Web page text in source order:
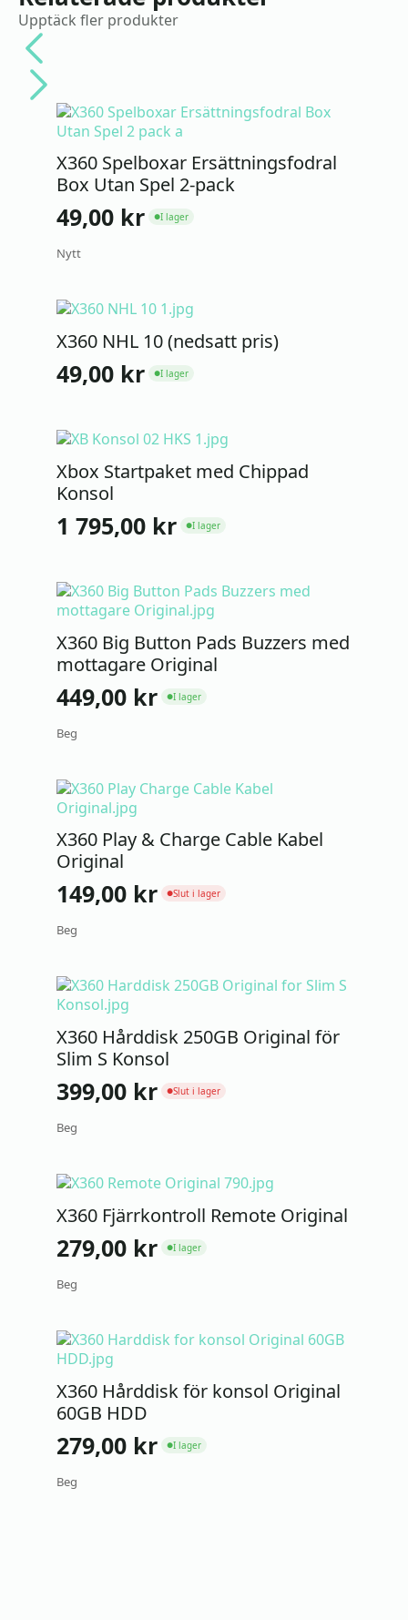
Upptäck fler produkter
X360 Spelboxar Ersättningsfodral
Box Utan Spel 2-pack
49,00 kr ●I lager
Nytt
X360 NHL 10 (nedsatt pris)
49,00 kr ●I lager
Xbox Startpaket med Chippad
Konsol
1 795,00 kr ●I lager
X360 Big Button Pads Buzzers med
mottagare Original
449,00 kr ●I lager
Beg
X360 Play & Charge Cable Kabel
Original
149,00 kr ●Slut i lager
Beg
X360 Hårddisk 250GB Original för
Slim S Konsol
399,00 kr ●Slut i lager
Beg
X360 Fjärrkontroll Remote Original
279,00 kr ●I lager
Beg
X360 Hårddisk för konsol Original
60GB HDD
279,00 kr ●I lager
Beg